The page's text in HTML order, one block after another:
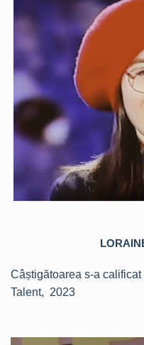
Câștigătoarea s-a
Talent, 2023